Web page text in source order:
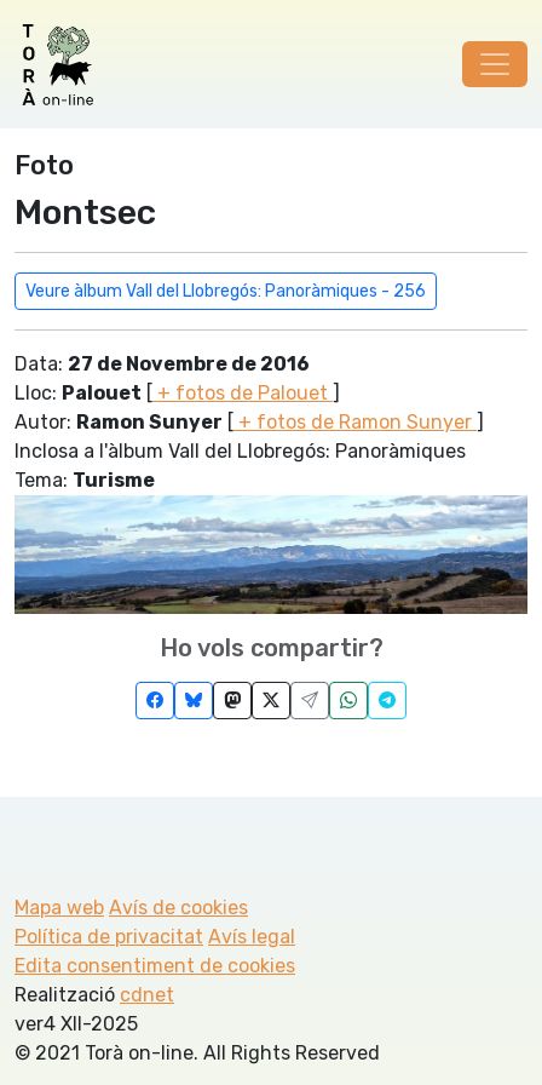
Foto
Montsec
Veure àlbum Vall del Llobregós: Panoràmiques - 256
Data: 27 de Novembre de 2016
Lloc: Palouet [ + fotos de Palouet ]
Autor: Ramon Sunyer [ + fotos de Ramon Sunyer ]
Inclosa a l'àlbum Vall del Llobregós: Panoràmiques
Tema: Turisme
Ho vols compartir?
Mapa web Avís de cookies
Política de privacitat Avís legal
Edita consentiment de cookies
Realització cdnet
ver4 XII-2025
© 2021 Torà on-line. All Rights Reserved